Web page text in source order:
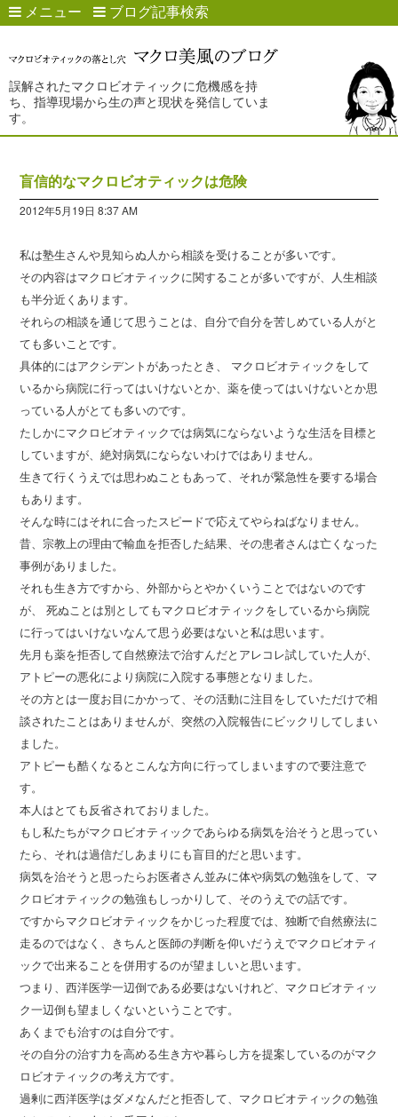
メニュー ブログ記事検索
誤解されたマクロビオティックに危機感を持
ち、指導現場から生の声と現状を発信していま
す。
盲信的なマクロビオティックは危険
2012年5月19日 8:37 AM
私は塾生さんや見知らぬ人から相談を受けることが多いです。
その内容はマクロビオティックに関することが多いですが、人生相談
も半分近くあります。
それらの相談を通じて思うことは、自分で自分を苦しめている人がと
ても多いことです。
具体的にはアクシデントがあったとき、 マクロビオティックをして
いるから病院に行ってはいけないとか、薬を使ってはいけないとか思
っている人がとても多いのです。
たしかにマクロビオティックでは病気にならないような生活を目標と
していますが、絶対病気にならないわけではありません。
生きて行くうえでは思わぬこともあって、それが緊急性を要する場合
もあります。
そんな時にはそれに合ったスピードで応えてやらねばなりません。
昔、宗教上の理由で輸血を拒否した結果、その患者さんは亡くなった
事例がありました。
それも生き方ですから、外部からとやかくいうことではないのです
が、 死ぬことは別としてもマクロビオティックをしているから病院
に行ってはいけないなんて思う必要はないと私は思います。
先月も薬を拒否して自然療法で治すんだとアレコレ試していた人が、
アトピーの悪化により病院に入院する事態となりました。
その方とは一度お目にかかって、その活動に注目をしていただけで相
談されたことはありませんが、突然の入院報告にビックリしてしまい
ました。
アトピーも酷くなるとこんな方向に行ってしまいますので要注意で
す。
本人はとても反省されておりました。
もし私たちがマクロビオティックであらゆる病気を治そうと思ってい
たら、それは過信だしあまりにも盲目的だと思います。
病気を治そうと思ったらお医者さん並みに体や病気の勉強をして、マ
クロビオティックの勉強もしっかりして、そのうえでの話です。
ですからマクロビオティックをかじった程度では、独断で自然療法に
走るのではなく、きちんと医師の判断を仰いだうえでマクロビオティ
ックで出来ることを併用するのが望ましいと思います。
つまり、西洋医学一辺倒である必要はないけれど、マクロビオティッ
ク一辺倒も望ましくないということです。
あくまでも治すのは自分です。
その自分の治す力を高める生き方や暮らし方を提案しているのがマク
ロビオティックの考え方です。
過剰に西洋医学はダメなんだと拒否して、マクロビオティックの勉強